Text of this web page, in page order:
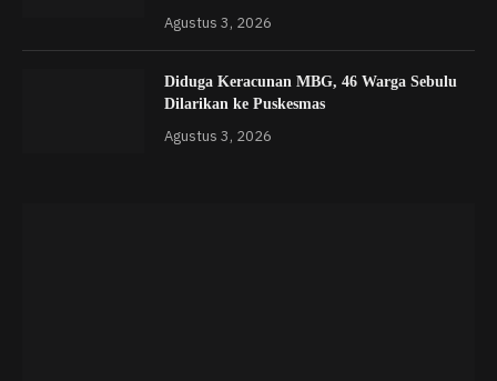
Agustus 3, 2026
Diduga Keracunan MBG, 46 Warga Sebulu
Dilarikan ke Puskesmas
Agustus 3, 2026